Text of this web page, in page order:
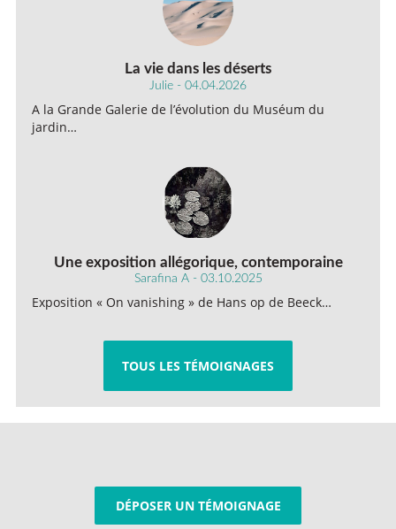
La vie dans les déserts
Julie - 04.04.2026
A la Grande Galerie de l’évolution du Muséum du
jardin…
Une exposition allégorique, contemporaine
Sarafina A - 03.10.2025
Exposition « On vanishing » de Hans op de Beeck…
TOUS LES TÉMOIGNAGES
DÉPOSER UN TÉMOIGNAGE